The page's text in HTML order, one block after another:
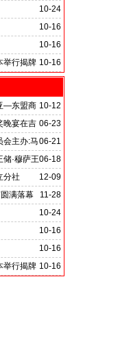
10-24
”是否应该是
10-16
10-16
10-16
举行揭牌
10-12
—东盟商
06-23
晚宴在吉
06-21
会主办:马
济国际合作
06-18
·穆萨王
12-09
分社
11-28
满落幕
10-24
”是否应该是
10-16
10-16
10-16
举行揭牌